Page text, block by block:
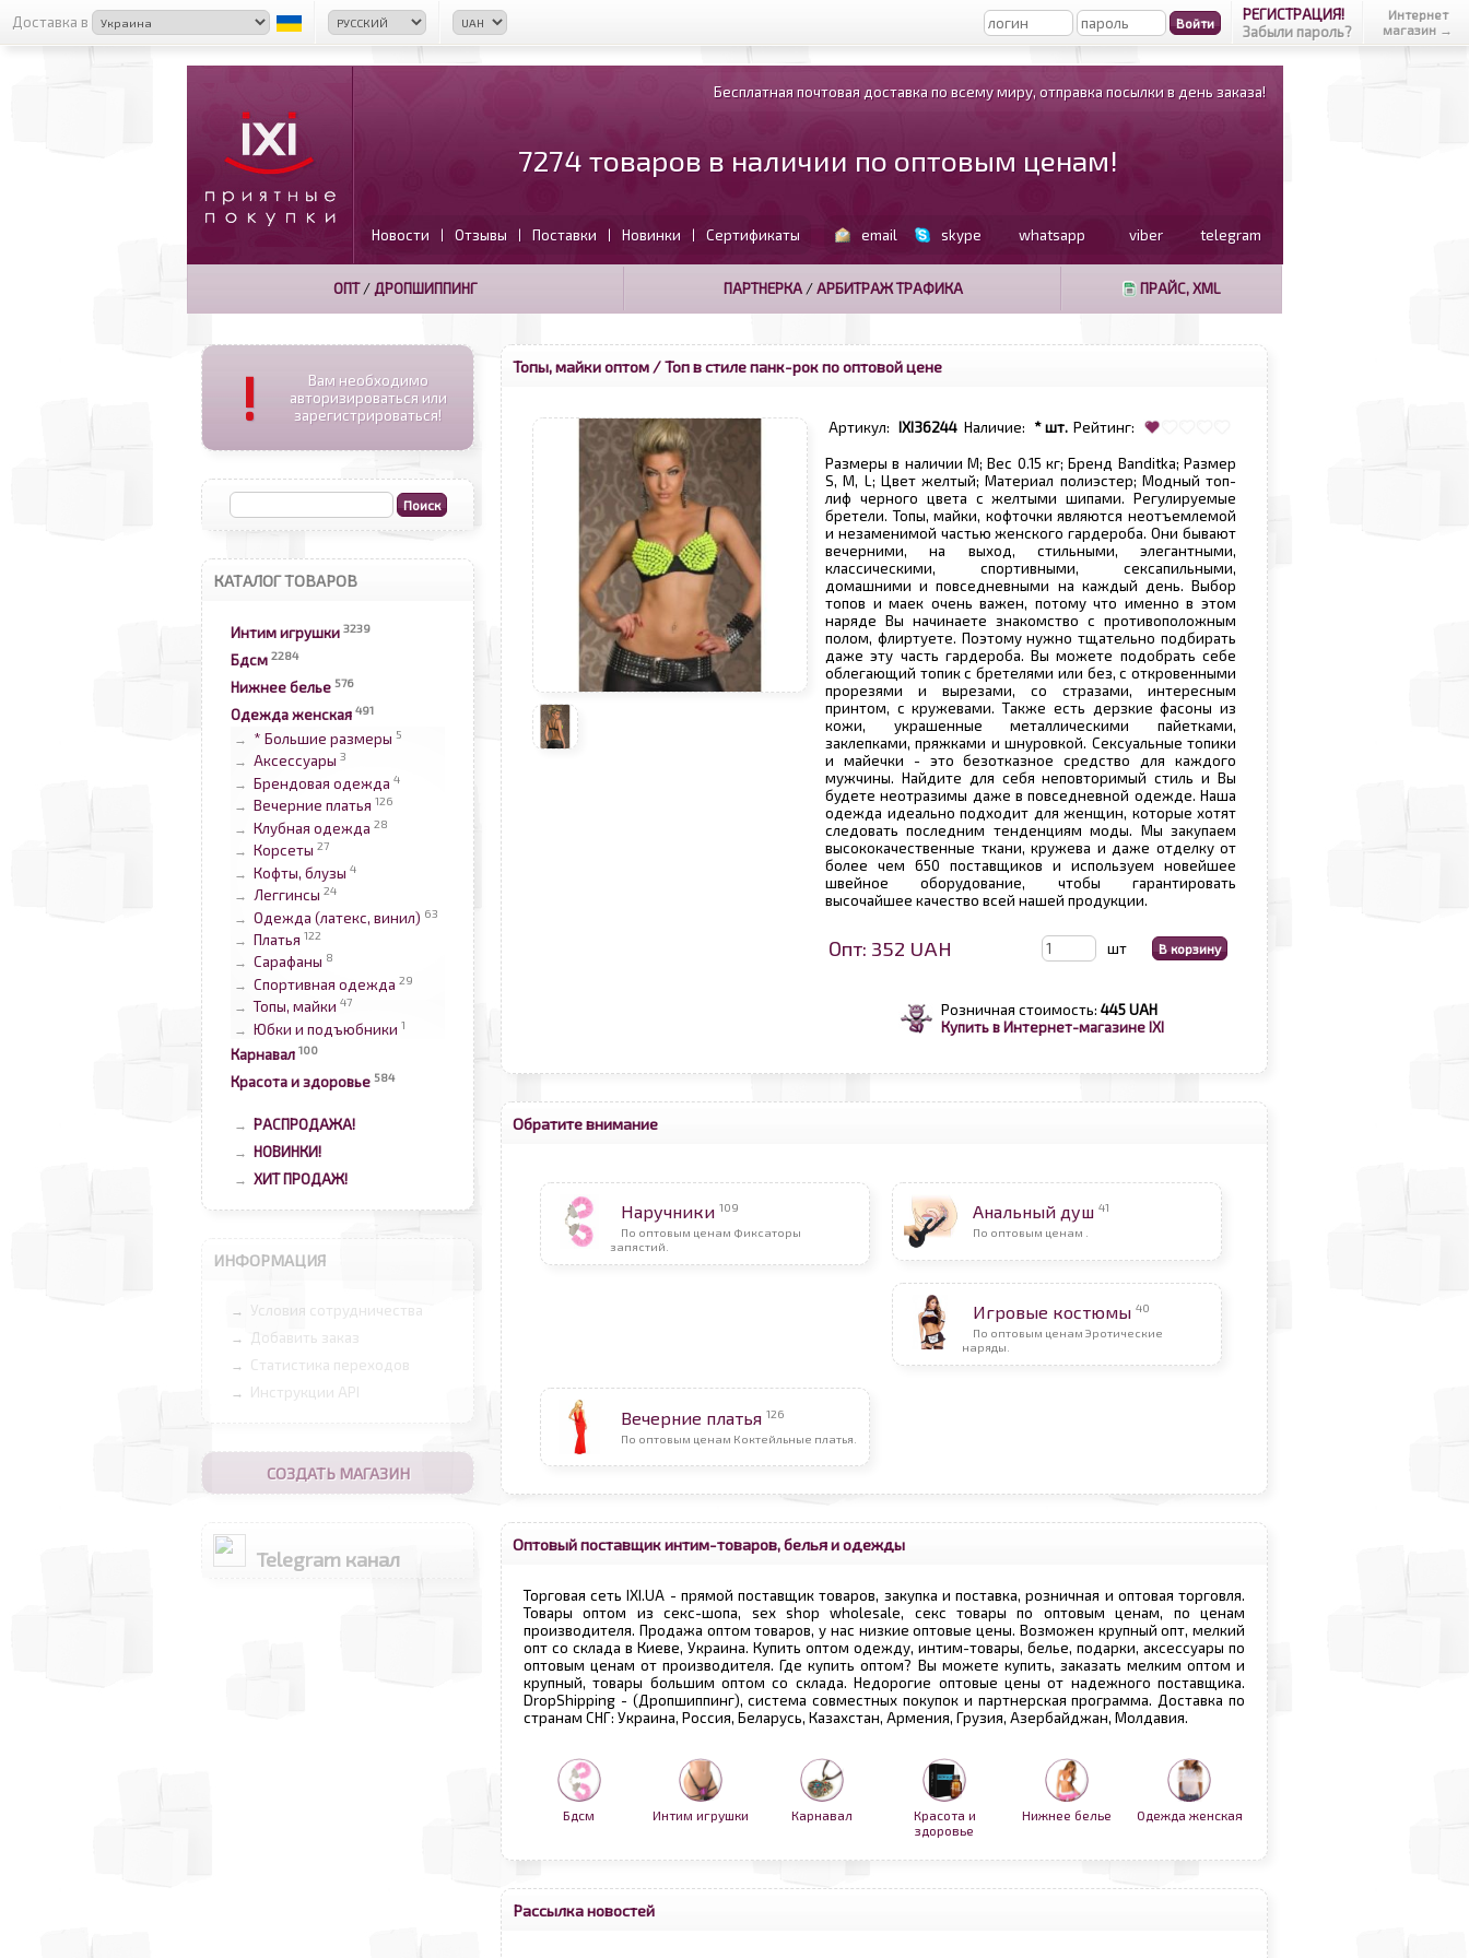
Доставка в
РЕГИСТРАЦИЯ!
Забыли пароль?
Интернет
магазин →
Бесплатная почтовая доставка по всему миру, отправка посылки в день заказа!
7274 товаров в наличии по оптовым ценам!
Новости | Отзывы | Поставки | Новинки | Сертификаты email skype whatsapp viber telegram
ОПТ/ ДРОПШИППИНГ ПАРТНЕРКА/АРБИТРАЖ ТРАФИКА ПРАЙС, XML
!
Вам необходимо
авторизироваться или
зарегистрироваться!
КАТАЛОГ ТОВАРОВ
Интим игрушки 3239
Бдсм 2284
Нижнее белье 576
Одежда женская 491
→ * Большие размеры 5
→ Аксессуары 3
→ Брендовая одежда 4
→ Вечерние платья 126
→ Клубная одежда 28
→ Корсеты 27
→ Кофты, блузы 4
→ Леггинсы 24
→ Одежда (латекс, винил) 63
→ Платья 122
→ Сарафаны 8
→ Спортивная одежда 29
→ Топы, майки 47
→ Юбки и подъюбники 1
Карнавал 100
Красота и здоровье 584
→ РАСПРОДАЖА!
→ НОВИНКИ!
→ ХИТ ПРОДАЖ!
ИНФОРМАЦИЯ
→ Условия сотрудничества
→ Добавить заказ
→ Статистика переходов
→ Инструкции API
СОЗДАТЬ МАГАЗИН
Telegram канал
Топы, майки оптом / Топ в стиле панк-рок по оптовой цене
Артикул: IXI36244 Наличие: * шт. Рейтинг:
Размеры в наличии M; Вес 0.15 кг; Бренд Banditka; Размер
S, M, L; Цвет желтый; Материал полиэстер; Модный топ-
лиф черного цвета с желтыми шипами. Регулируемые
бретели. Топы, майки, кофточки являются неотъемлемой
и незаменимой частью женского гардероба. Они бывают
вечерними, на выход, стильными, элегантными,
классическими, спортивными, сексапильными,
домашними и повседневными на каждый день. Выбор
топов и маек очень важен, потому что именно в этом
наряде Вы начинаете знакомство с противоположным
полом, флиртуете. Поэтому нужно тщательно подбирать
даже эту часть гардероба. Вы можете подобрать себе
облегающий топик с бретелями или без, с откровенными
прорезями и вырезами, со стразами, интересным
принтом, с кружевами. Также есть дерзкие фасоны из
кожи, украшенные металлическими пайетками,
заклепками, пряжками и шнуровкой. Сексуальные топики
и майечки - это безотказное средство для каждого
мужчины. Найдите для себя неповторимый стиль и Вы
будете неотразимы даже в повседневной одежде. Наша
одежда идеально подходит для женщин, которые хотят
следовать последним тенденциям моды. Мы закупаем
высококачественные ткани, кружева и даже отделку от
более чем 650 поставщиков и используем новейшее
швейное оборудование, чтобы гарантировать
высочайшее качество всей нашей продукции.
Опт: 352 UAH шт
Розничная стоимость: 445 UAH
Купить в Интернет-магазине IXI
Обратите внимание
Наручники 109
По оптовым ценам Фиксаторы
запястий.
Анальный душ 41
По оптовым ценам .
Игровые костюмы 40
По оптовым ценам Эротические
наряды.
Вечерние платья 126
По оптовым ценам Коктейльные платья.
Оптовый поставщик интим-товаров, белья и одежды
Торговая сеть IXI.UA - прямой поставщик товаров, закупка и поставка, розничная и оптовая торговля.
Товары оптом из секс-шопа, sex shop wholesale, секс товары по оптовым ценам, по ценам
производителя. Продажа оптом товаров, у нас низкие оптовые цены. Возможен крупный опт, мелкий
опт со склада в Киеве, Украина. Купить оптом одежду, интим-товары, белье, подарки, аксессуары по
оптовым ценам от производителя. Где купить оптом? Вы можете купить, заказать мелким оптом и
крупный, товары большим оптом со склада. Недорогие оптовые цены от надежного поставщика.
DropShipping - (Дропшиппинг), система совместных покупок и партнерская программа. Доставка по
странам СНГ: Украина, Россия, Беларусь, Казахстан, Армения, Грузия, Азербайджан, Молдавия.
Бдсм Интим игрушки Карнавал
Красота и
здоровье
Нижнее белье Одежда женская
Рассылка новостей